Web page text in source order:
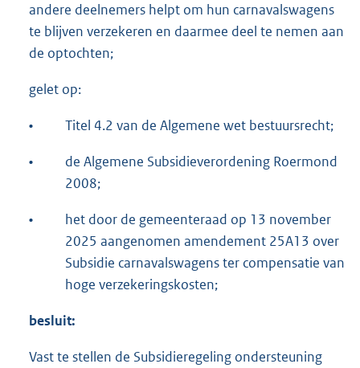
andere deelnemers helpt om hun carnavalswagens
te blijven verzekeren en daarmee deel te nemen aan
de optochten;
gelet op:
• Titel 4.2 van de Algemene wet bestuursrecht;
•
de Algemene Subsidieverordening Roermond
2008;
•
het door de gemeenteraad op 13 november
2025 aangenomen amendement 25A13 over
Subsidie carnavalswagens ter compensatie van
hoge verzekeringskosten;
besluit:
Vast te stellen de Subsidieregeling ondersteuning